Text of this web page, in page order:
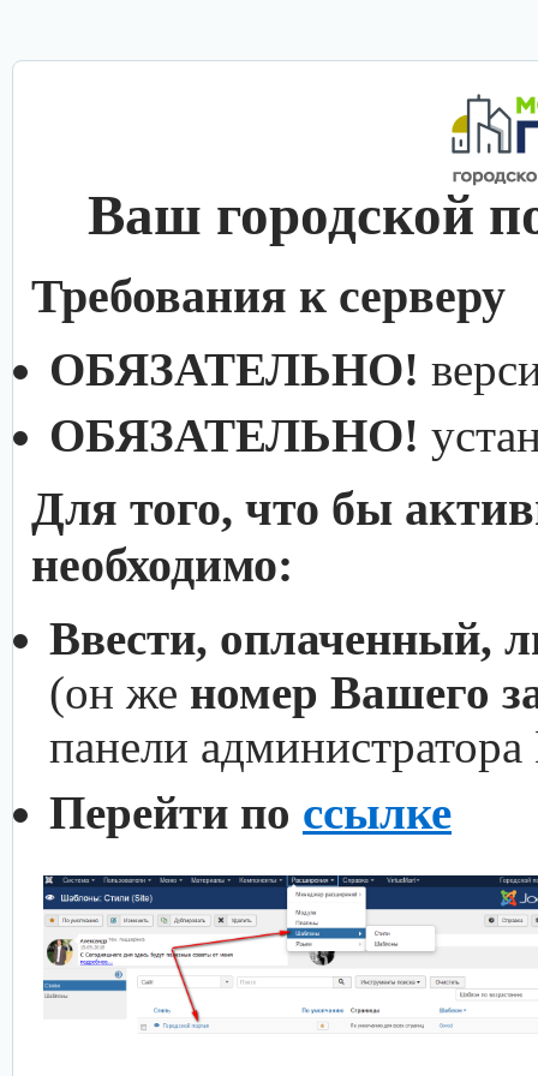
Ваш городской
Требования к серверу
ОБЯЗАТЕЛЬНО!
ОБЯЗАТЕЛЬНО!
Для того, что бы
необходимо:
Ввести, оплаченный,
(он же номер Вашего
панели
Перейти по ссылке